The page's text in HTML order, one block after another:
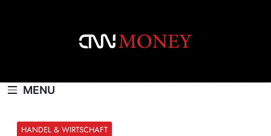
MENU
HANDEL & WIRTSCHAFT